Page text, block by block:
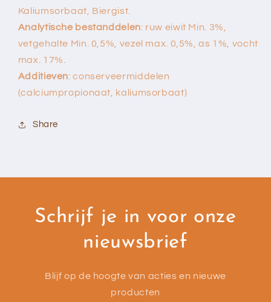
Kaliumsorbaat, Biergist.
Analytische bestanddelen: ruw eiwit Min. 3%,
vetgehalte Min. 0,5%, vezel max. 0,5%, as 1%, vocht
max. 17%.
Additieven: conserveermiddelen
(calciumpropionaat, kaliumsorbaat)
Share
Schrijf je in voor onze
nieuwsbrief
Blijf op de hoogte van acties en nieuwe
producten